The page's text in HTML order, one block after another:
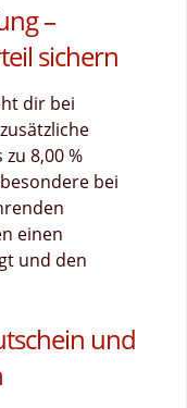
–
sichern
dir bei
8,00 %
bei
einen
und den
und